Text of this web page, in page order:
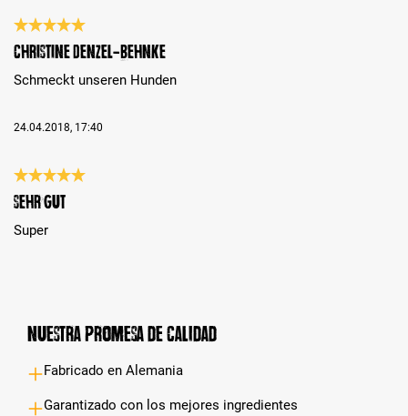
Reseña con calificación de 5 de 5 estrellas
Christine Denzel-Behnke
Schmeckt unseren Hunden
24.04.2018, 17:40
Reseña con calificación de 5 de 5 estrellas
Sehr gut
Super
Nuestra promesa de calidad
Fabricado en Alemania
Garantizado con los mejores ingredientes